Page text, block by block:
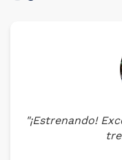
"¡Estrenando!